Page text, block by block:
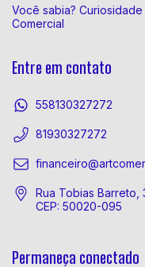
Você sabia? Curiosidade
Comercial
Entre em contato
558130327272
81930327272
Rua Tobias Barreto,
CEP: 50020-095
Permaneça conectado